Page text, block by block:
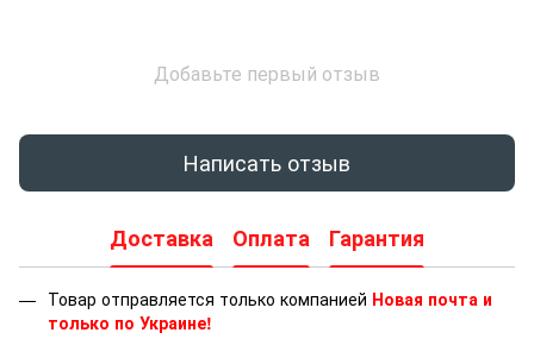
Добавьте первый отзыв
Написать отзыв
Доставка Оплата Гарантия
Товар отправляется только компанией Новая почта и
только по Украине!